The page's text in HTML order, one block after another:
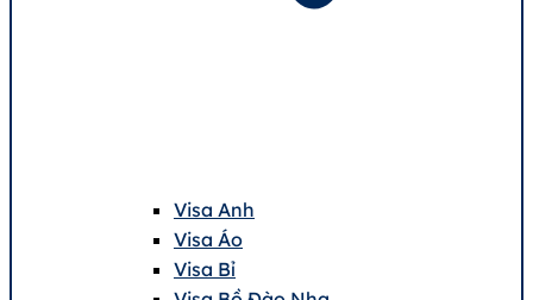
Visa Anh
Visa Áo
Visa Bỉ